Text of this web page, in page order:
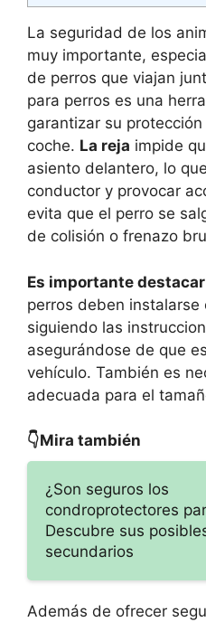
La seguridad de los
muy importante,
de perros que viajan
para perros es una
garantizar su
coche. La reja impide
asiento delantero, lo
conductor y provocar
evita que el perro se
de colisión o frenazo
Es importante destacar
perros deben instalarse
siguiendo las
asegurándose de que
vehículo. También es
adecuada para el
👇Mira también
¿Son seguros los
condroprotectores
Descubre sus
secundarios
Además de ofrecer